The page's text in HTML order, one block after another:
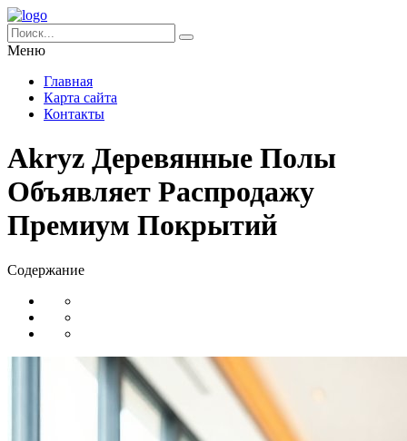
Меню
Главная
Карта сайта
Контакты
Akryz Деревянные Полы
Объявляет Распродажу
Премиум Покрытий
Содержание